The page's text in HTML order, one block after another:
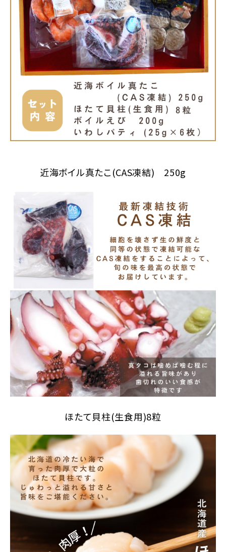
近海ボイル真たこ(CAS凍結) 250g
ほたて貝柱(生食用)8粒